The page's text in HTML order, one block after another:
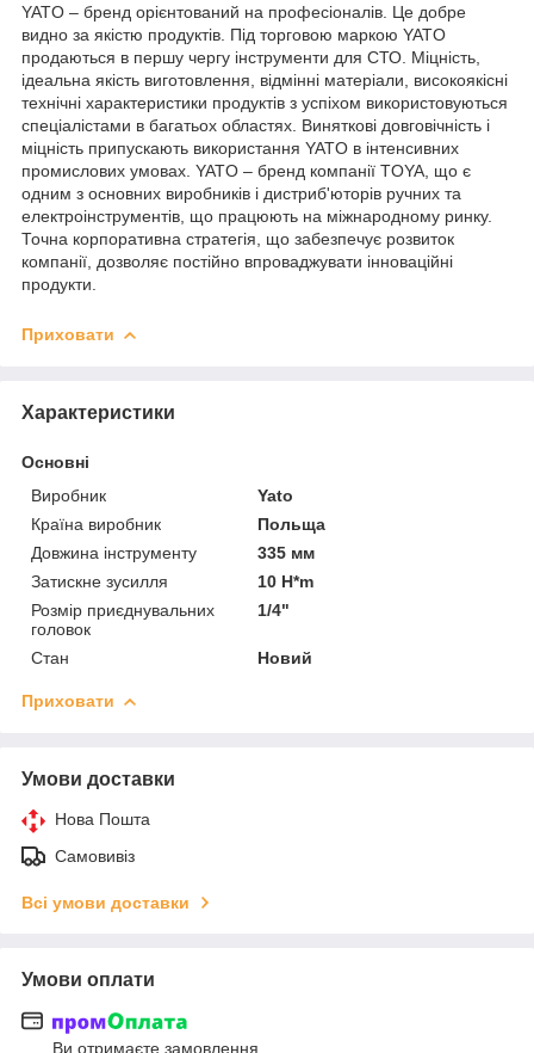
YATO – бренд орієнтований на професіоналів. Це добре
видно за якістю продуктів. Під торговою маркою YATO
продаються в першу чергу інструменти для СТО. Міцність,
ідеальна якість виготовлення, відмінні матеріали, високоякісні
технічні характеристики продуктів з успіхом використовуються
спеціалістами в багатьох областях. Виняткові довговічність і
міцність припускають використання YATO в інтенсивних
промислових умовах. YATO – бренд компанії TOYA, що є
одним з основних виробників і дистриб'юторів ручних та
електроінструментів, що працюють на міжнародному ринку.
Точна корпоративна стратегія, що забезпечує розвиток
компанії, дозволяє постійно впроваджувати інноваційні
продукти.
Приховати
Характеристики
Основні
Виробник
Yato
Країна виробник
Польща
Довжина інструменту
335 мм
Затискне зусилля
10 H*m
Розмір приєднувальних
головок
1/4"
Стан Новий
Приховати
Умови доставки
Нова Пошта
Самовивіз
Всі умови доставки
Умови оплати
Ви отримаєте замовлення